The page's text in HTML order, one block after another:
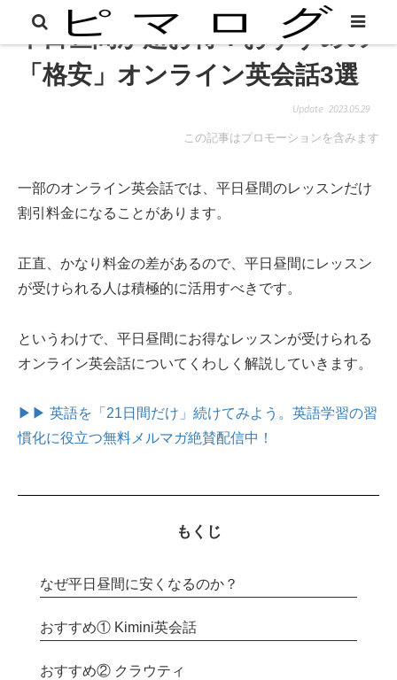
平日昼間が超お得！おすすめの
「格安」オンライン英会話3選
2023.05.29
この記事はプロモーションを含みます
一部のオンライン英会話では、平日昼間のレッスンだけ
割引料金になることがあります。
正直、かなり料金の差があるので、平日昼間にレッスン
が受けられる人は積極的に活用すべきです。
というわけで、平日昼間にお得なレッスンが受けられる
オンライン英会話についてくわしく解説していきます。
▶▶ 英語を「21日間だけ」続けてみよう。 英語学習の習
慣化に役立つ無料メルマガ絶賛配信中！
もくじ
なぜ平日昼間に安くなるのか？
おすすめ① Kimini英会話
おすすめ② クラウティ